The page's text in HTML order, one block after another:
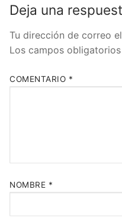
Deja una
Tu dirección de correo
Los campos
COMENTARIO *
NOMBRE *